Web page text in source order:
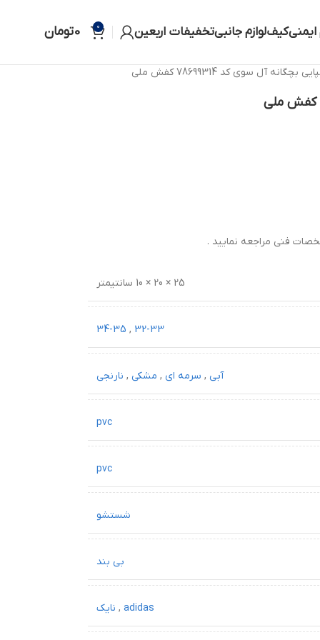
ایمنیکیفلوازم جانبیتخفیفات اربعین 0
0تومان
بچگانه آل سوی کد 78699314 کفش ملی
فنی مراجعه نمایید .
25 × 20 × 10 سانتیمتر
32-33
,
34-35
آبی , سرمه ای , مشکی , نارنجی
pvc
pvc
شستشو
بی بند
adidas
, نایک